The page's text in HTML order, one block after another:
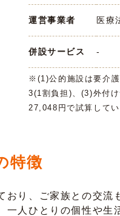
運営事業者 医療
併設サービス -
※(1)公的施設は要介
3(1割負担)、(3)外付
27,048円で試算してい
特徴
り、ご家族との交
人ひとりの個性や